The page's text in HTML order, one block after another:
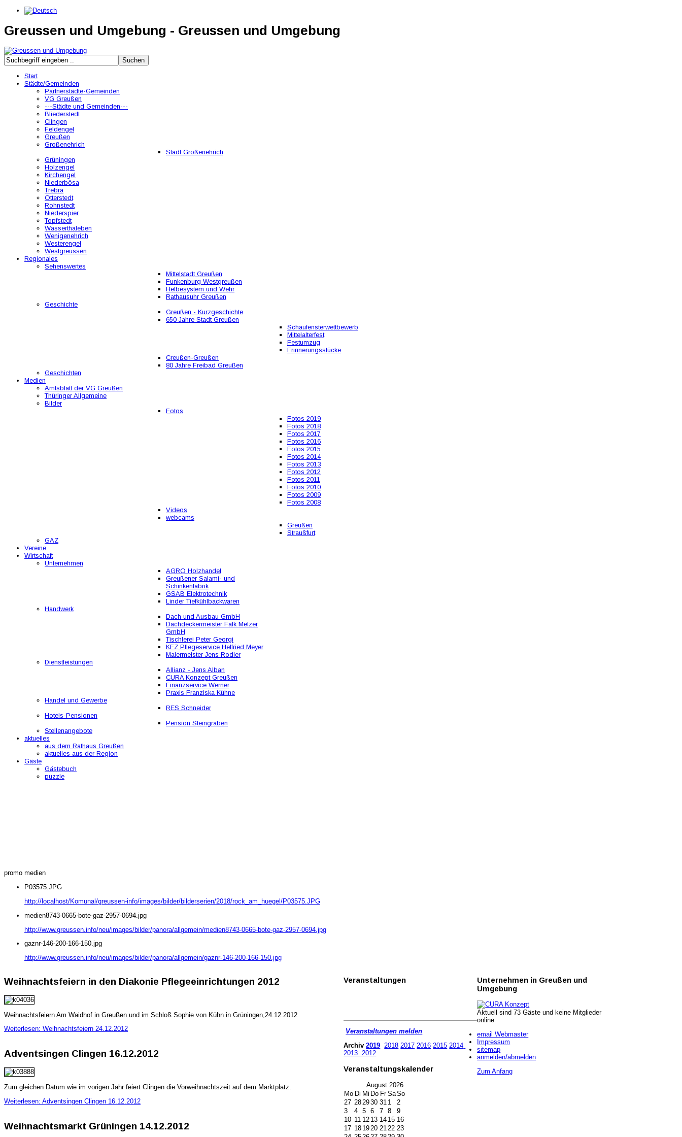
Greussen und Umgebung - Greussen und Umgebung
Start
Städte/Gemeinden
Partnerstädte-Gemeinden
VG Greußen
---Städte und Gemeinden---
Bliederstedt
Clingen
Feldengel
Greußen
Großenehrich
Stadt Großenehrich
Grüningen
Holzengel
Kirchengel
Niederbösa
Trebra
Otterstedt
Rohnstedt
Niederspier
Topfstedt
Wasserthaleben
Wenigenehrich
Westerengel
Westgreussen
Regionales
Sehenswertes
Mittelstadt Greußen
Funkenburg Westgreußen
Helbesystem und Wehr
Rathausuhr Greußen
Geschichte
Greußen - Kurzgeschichte
650 Jahre Stadt Greußen
Schaufensterwettbewerb
Mittelalterfest
Festumzug
Erinnerungsstücke
Creußen-Greußen
80 Jahre Freibad Greußen
Geschichten
Medien
Amtsblatt der VG Greußen
Thüringer Allgemeine
Bilder
Fotos
Fotos 2019
Fotos 2018
Fotos 2017
Fotos 2016
Fotos 2015
Fotos 2014
Fotos 2013
Fotos 2012
Fotos 2011
Fotos 2010
Fotos 2009
Fotos 2008
Videos
webcams
Greußen
Straußfurt
GAZ
Vereine
Wirtschaft
Unternehmen
AGRO Holzhandel
Greußener Salami- und
Schinkenfabrik
GSAB Elektrotechnik
Linder Tiefkühlbackwaren
Handwerk
Dach und Ausbau GmbH
Dachdeckermeister Falk Melzer
GmbH
Tischlerei Peter Georgi
KFZ Pflegeservice Helfried Meyer
Malermeister Jens Rodler
Dienstleistungen
Allianz - Jens Alban
CURA Konzept Greußen
Finanzservice Werner
Praxis Franziska Kühne
Handel und Gewerbe
RES Schneider
Hotels-Pensionen
Pension Steingraben
Stellenangebote
aktuelles
aus dem Rathaus Greußen
aktuelles aus der Region
Gäste
Gästebuch
puzzle
promo medien
P03575.JPG
http://localhost/Komunal/greussen-info/images/bilder/bilderserien/2018/rock_am_huegel/P03575.JPG
medien8743-0665-bote-gaz-2957-0694.jpg
http://www.greussen.info/neu/images/bilder/panora/allgemein/medien8743-0665-bote-gaz-2957-0694.jpg
gaznr-146-200-166-150.jpg
http://www.greussen.info/neu/images/bilder/panora/allgemein/gaznr-146-200-166-150.jpg
Weihnachtsfeiern in den Diakonie Pflegeeinrichtungen 2012
Weihnachtsfeiern Am Waidhof in Greußen und im Schloß Sophie von Kühn in Grüningen,24.12.2012
Weiterlesen: Weihnachtsfeiern 24.12.2012
Adventsingen Clingen 16.12.2012
Zum gleichen Datum wie im vorigen Jahr feiert Clingen die Vorweihnachtszeit auf dem Marktplatz.
Weiterlesen: Adventsingen Clingen 16.12.2012
Weihnachtsmarkt Grüningen 14.12.2012
Veranstaltungen
Veranstaltungen melden
Archiv2019 2018 2017 2016 2015 2014
2013 2012
Veranstaltungskalender
August 2026
Mo Di Mi Do Fr SaSo
27 282930 31 1
2
3
4 5 6 7 8
9
10 11 12 13 14 15 16
17 18 1920 2122 23
Unternehmen in Greußen und
Umgebung
Aktuell sind 73 Gäste und keine Mitglieder
online
email Webmaster
Impressum
sitemap
anmelden/abmelden
Zum Anfang